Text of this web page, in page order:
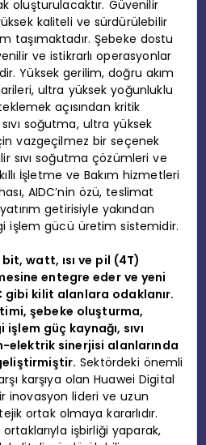
oluşturulacaktır. Güvenilir
kaliteli ve sürdürülebilir
taşımaktadır. Şebeke dostu
ve istikrarlı operasyonlar
Yüksek gerilim, doğru akım
ultra yüksek yoğunluklu
açısından kritik
soğutma, ultra yüksek
vazgeçilmez bir seçenek
sıvı soğutma çözümleri ve
İşletme ve Bakım hizmetleri
AIDC’nin özü, teslimat
getirisiyle yakından
işlem gücü üretim sistemidir.
watt, ısı ve pil (4T)
entegre eder ve yeni
gibi kilit alanlara odaklanır.
şebeke oluşturma,
güç kaynağı, sıvı
elektrik sinerjisi alanlarında
Sektördeki önemli
karşıya olan Huawei Digital
inovasyon lideri ve uzun
ortak olmaya kararlıdır.
işbirliği yaparak,